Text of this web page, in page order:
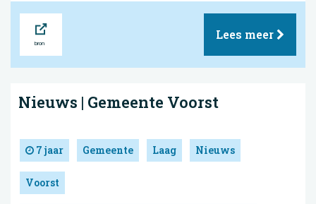
Lees meer
Nieuws | Gemeente Voorst
7 jaar Gemeente Laag Nieuws
Voorst